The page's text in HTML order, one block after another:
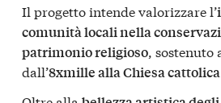
Il progetto intende valorizzare l’
comunità locali nella
patrimonio religioso , sostenuto
dall’8xmille alla Chiesa cattolica